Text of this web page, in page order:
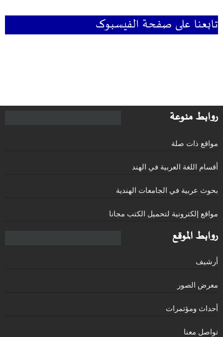
تابعنا علی صفحۃ الفیسبوک
روابط منوعة
مواقع ذات صلة
أقسام اللغة العربية في الهند
بحوث عربية في الجامعات الهندية
مواقع إلكترونية لتحميل الكتب مجانا
روابط الموقع
أرشيف
معرض الصور
أحداث ومؤتمرات
تواصل معنا